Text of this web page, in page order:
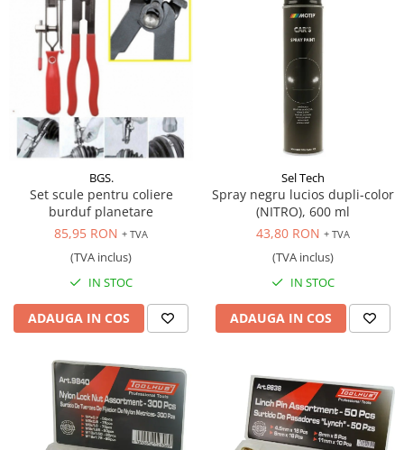
BGS.
Set scule pentru coliere
burduf planetare
85,95 RON + TVA
(TVA inclus)
IN STOC
ADAUGA IN COS
Sel Tech
Spray negru lucios dupli-color
(NITRO), 600 ml
43,80 RON + TVA
(TVA inclus)
IN STOC
ADAUGA IN COS